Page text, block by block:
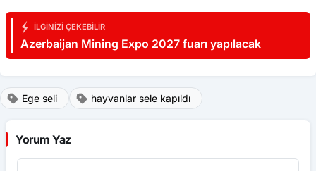
İLGINIZI ÇEKEBILIR
Azerbaijan Mining Expo 2027 fuarı yapılacak
Ege seli hayvanlar sele kapıldı
Yorum Yaz